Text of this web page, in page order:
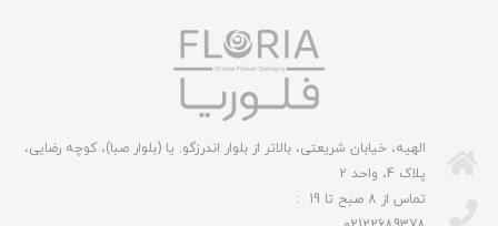
الهیه، خیابان شریعتی، بالاتر از بلوار اندرزگو. یا (بلوار صبا)، کوچه رضایی،
پلاک 4، واحد 2
تماس از 8 صبح تا 19 :